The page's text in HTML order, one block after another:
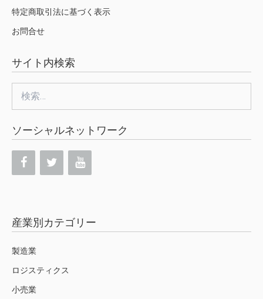
特定商取引法に基づく表示
お問合せ
サイト内検索
索:
ソーシャルネットワーク
産業別カテゴリー
製造業
ロジスティクス
小売業